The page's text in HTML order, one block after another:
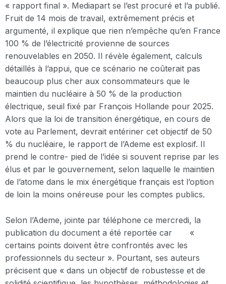
« rapport final ». Mediapart se l’est procuré et l’a publié.
Fruit de 14 mois de travail, extrêmement précis et
argumenté, il explique que rien n’empêche qu’en France
100 % de l’électricité provienne de sources
renouvelables en 2050. Il révèle également, calculs
détaillés à l’appui, que ce scénario ne coûterait pas
beaucoup plus cher aux consommateurs que le
maintien du nucléaire à 50 % de la production
électrique, seuil fixé par François Hollande pour 2025.
Alors que la loi de transition énergétique, en cours de
vote au Parlement, devrait entériner cet objectif de 50
% du nucléaire, le rapport de l’Ademe est explosif. Il
prend le contre- pied de l’idée si souvent reprise par les
élus et par le gouvernement, selon laquelle le maintien
de l’atome dans le mix énergétique français est l’option
de loin la moins onéreuse pour les comptes publics.
Selon l’Ademe, jointe par téléphone ce mercredi, la
publication du document a été reportée car «
certains points doivent être confrontés avec les
professionnels du secteur ». Pourtant, ses auteurs
précisent que « dans un objectif de robustesse et de